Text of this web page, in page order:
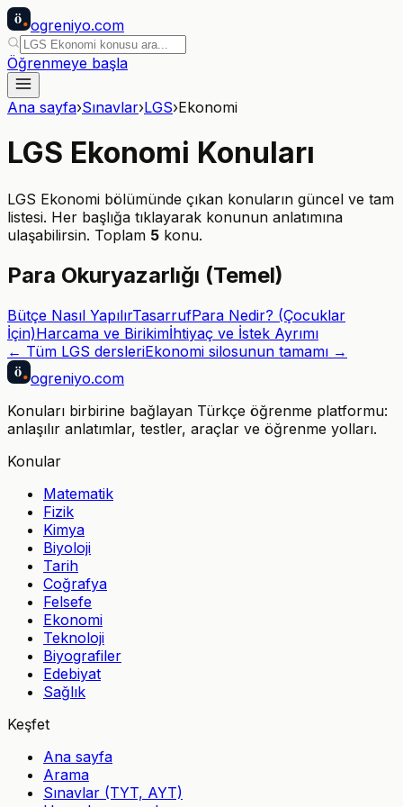
ö ogreniyo.com
Öğrenmeye başla
Ana sayfa›Sınavlar›LGS›Ekonomi
LGS Ekonomi Konuları
LGS Ekonomi bölümünde çıkan konuların güncel ve tam
listesi. Her başlığa tıklayarak konunun anlatımına
ulaşabilirsin. Toplam 5 konu.
Para Okuryazarlığı (Temel)
Bütçe Nasıl YapılırTasarrufPara Nedir? (Çocuklar
İçin)Harcama ve Birikimİhtiyaç ve İstek Ayrımı
← Tüm LGS dersleriEkonomi silosunun tamamı →
ö ogreniyo.com
Konuları birbirine bağlayan Türkçe öğrenme platformu:
anlaşılır anlatımlar, testler, araçlar ve öğrenme yolları.
Konular
Matematik
Fizik
Kimya
Biyoloji
Tarih
Coğrafya
Felsefe
Ekonomi
Teknoloji
Biyografiler
Edebiyat
Sağlık
Keşfet
Ana sayfa
Arama
Sınavlar (TYT, AYT)